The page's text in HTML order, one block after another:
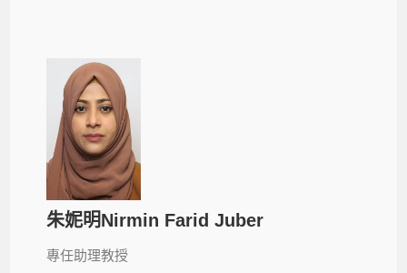
朱妮明Nirmin Farid Juber
專任助理教授